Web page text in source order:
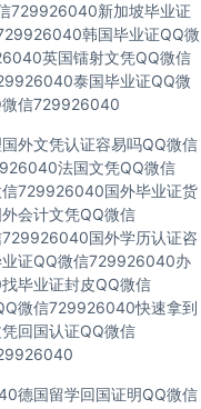
729926040新加坡毕业证
韩国毕业证QQ微
英国镭射文凭QQ微信
泰国毕业证QQ微
信729926040
外文凭认证容易吗QQ微信
法国文凭QQ微信
729926040国外毕业证货
会计文凭QQ微信
国外学历认证咨
证QQ微信729926040办
毕业证封皮QQ微信
微信729926040快速拿到
回国认证QQ微信
德国留学回国证明QQ微信